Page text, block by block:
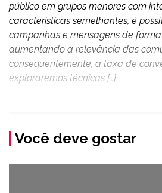
público em grupos menores com
características semelhantes, é
campanhas e mensagens de
aumentando a relevância das
consequentemente, a taxa de
exploraremos técnicas […]
Você deve gostar